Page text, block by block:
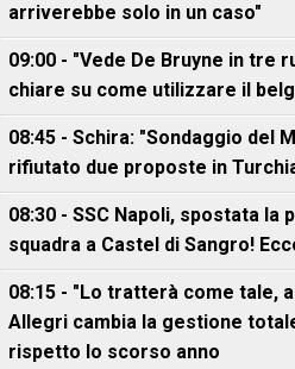
arriverebbe solo in un caso"
09:00 - "Vede De Bruyne in tre
chiare su come utilizzare il
08:45 - Schira: "Sondaggio del
rifiutato due proposte in
08:30 - SSC Napoli, spostata la
squadra a Castel di Sangro!
08:15 - "Lo tratterà come tale,
Allegri cambia la gestione
rispetto lo scorso anno